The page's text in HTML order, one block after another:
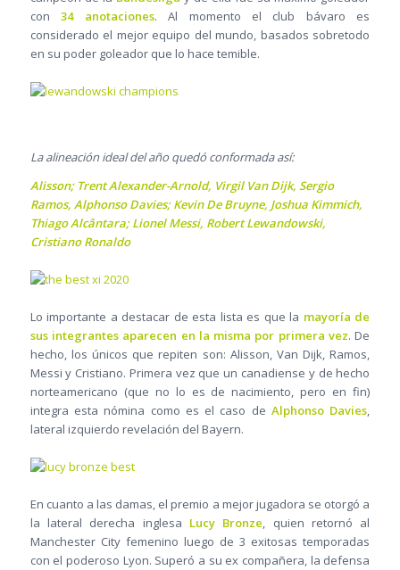
con34 anotaciones. Al momento el club bávaro es
considerado el mejor equipo del mundo, basados sobretodo
en su poder goleador que lo hace temible.
La alineación ideal del año quedó conformada así:
Alisson; Trent Alexander-Arnold, Virgil Van Dijk, Sergio
Ramos, Alphonso Davies; Kevin De Bruyne, Joshua Kimmich,
Thiago Alcântara; Lionel Messi, Robert Lewandowski,
Cristiano Ronaldo
Lo importante a destacar de esta lista es que la mayoría de
sus integrantes aparecen en la misma por primera vez. De
hecho, los únicos que repiten son: Alisson, Van Dijk, Ramos,
Messi y Cristiano. Primera vez que un canadiense y de hecho
norteamericano (que no lo es de nacimiento, pero en fin)
integra esta nómina como es el caso deAlphonso Davies,
lateral izquierdo revelación del Bayern.
En cuanto a las damas, el premio a mejor jugadora se otorgó a
la lateral derecha inglesa Lucy Bronze, quien retornó al
Manchester City femenino luego de 3 exitosas temporadas
con el poderoso Lyon. Superó a su ex compañera, la defensa